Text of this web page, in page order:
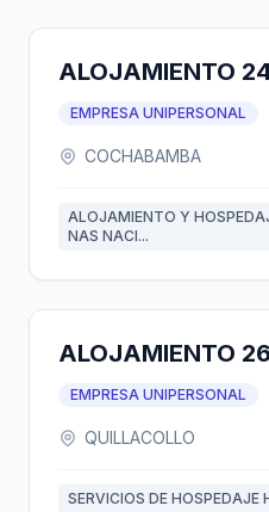
ALOJAMIENTO
EMPRESA UNIPERSONAL
COCHABAMBA
ALOJAMIENTO Y
NAS NACI...
ALOJAMIENTO
EMPRESA UNIPERSONAL
QUILLACOLLO
SERVICIOS DE HOSPEDAJE